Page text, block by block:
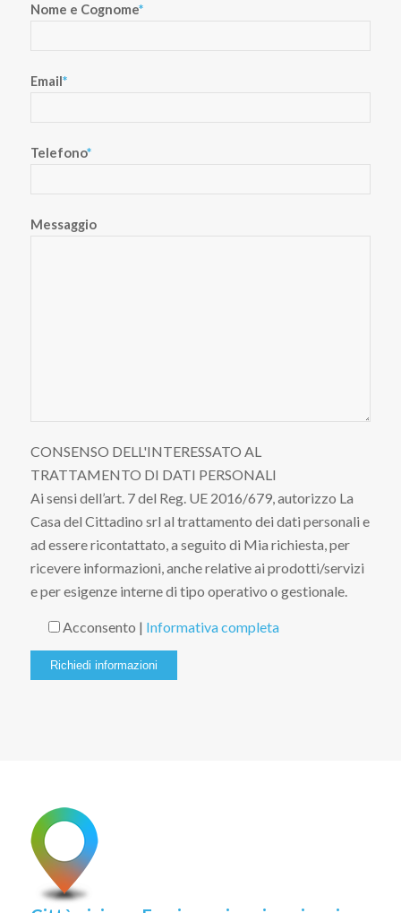
Nome e Cognome*
Email*
Telefono*
Messaggio
CONSENSO DELL'INTERESSATO AL
TRATTAMENTO DI DATI PERSONALI
Ai sensi dell’art. 7 del Reg. UE 2016/679, autorizzo La
Casa del Cittadino srl al trattamento dei dati personali e
ad essere ricontattato, a seguito di Mia richiesta, per
ricevere informazioni, anche relative ai prodotti/servizi
e per esigenze interne di tipo operativo o gestionale.
Acconsento | Informativa completa